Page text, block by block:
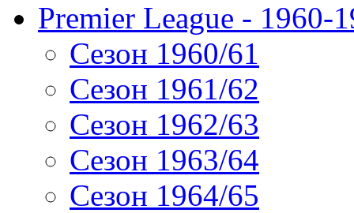
Premier League - 1960-
Сезон 1960/61
Сезон 1961/62
Сезон 1962/63
Сезон 1963/64
Сезон 1964/65